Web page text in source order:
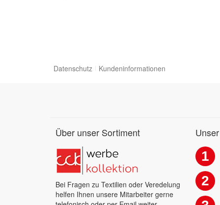
Datenschutz Kundeninformationen
Über unser Sortiment
Bei Fragen zu Textilien oder Veredelung
helfen Ihnen unsere Mitarbeiter gerne
1
2